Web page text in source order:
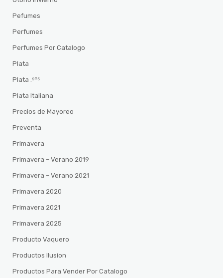
Pefumes
Perfumes
Perfumes Por Catalogo
Plata
Plata .⁹²⁵
Plata Italiana
Precios de Mayoreo
Preventa
Primavera
Primavera – Verano 2019
Primavera – Verano 2021
Primavera 2020
Primavera 2021
Primavera 2025
Producto Vaquero
Productos Ilusion
Productos Para Vender Por Catalogo